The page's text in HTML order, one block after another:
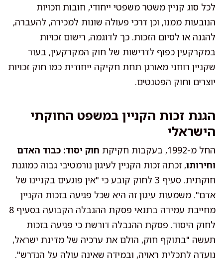
לכל סוג קניין משטר משפטי ייחודי, חובות וזכויות
הנובעות ממנו, וכן דרכי פעולה שונות למכירה, להעברה,
להגנה או לסיום הזכות. כך לדוגמה, רישום זכויות
במקרקעין כפוף לדרישות של חוק המקרקעין, בעוד
שקניין רוחני מאורגן תחת חקיקה ייחודית כמו חוק זכויות
יוצרים וחוק הפטנטים.
הגנת זכות הקניין במשפט החוקתי
הישראלי
החל מ-1992, בעקבות חקיקת
חוק יסוד: כבוד האדם
וחירותו, זכתה זכות הקניין לעיגון נורמטיבי גבוה כמוגנת
חוקתית. סעיף 3 לחוק קובע כי "אין פוגעים בקניינו של
אדם". משמעות עיגון זה היא שכל פגיעה בזכות הקניין
מחייבת עמידה בתנאי פסקת ההגבלה הקבועה בסעיף 8
לחוק היסוד. פסקת ההגבלה דורשת כי פגיעה בזכות
תעשה "בתוקף חוק, הולם את ערכיה של מדינת ישראל,
נועדה לתכלית ראויה, ובמידה שאינה עולה על הנדרש".